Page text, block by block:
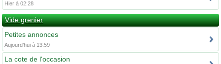
Hier à 02:28
Vide grenier
Petites annonces
Aujourd’hui à 13:59
La cote de l'occasion